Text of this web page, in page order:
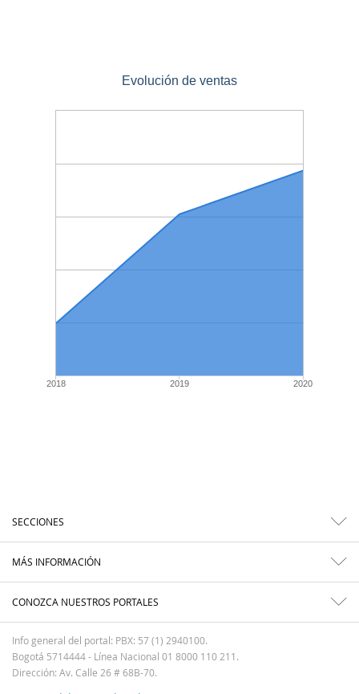
Evolución de ventas
2018 2019 2020
SECCIONES
MÁS INFORMACIÓN
CONOZCA NUESTROS PORTALES
Info general del portal: PBX: 57 (1) 2940100.
Bogotá 5714444 - Línea Nacional 01 8000 110 211.
Dirección: Av. Calle 26 # 68B-70.